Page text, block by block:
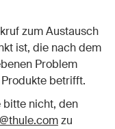
zum Austausch
ist, die nach dem
Problem
betrifft.
bitte nicht, den
zu